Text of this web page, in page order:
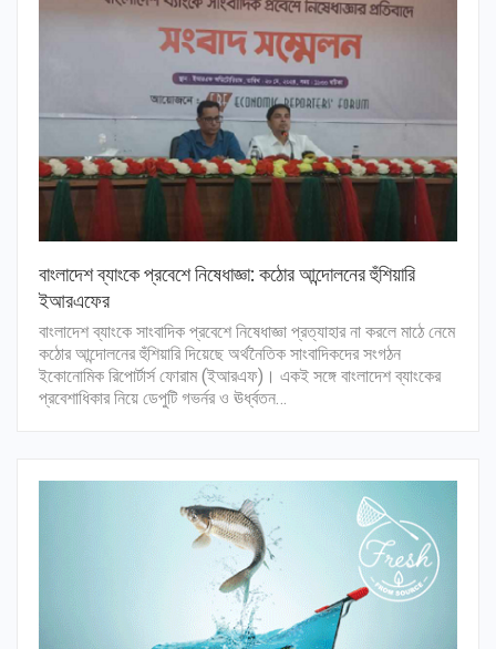
বাংলাদেশ ব্যাংকে প্রবেশে নিষেধাজ্ঞা: কঠোর আন্দোলনের হুঁশিয়ারি
ইআরএফের
বাংলাদেশ ব্যাংকে সাংবাদিক প্রবেশে নিষেধাজ্ঞা প্রত্যাহার না করলে মাঠে নেমে
কঠোর আন্দোলনের হুঁশিয়ারি দিয়েছে অর্থনৈতিক সাংবাদিকদের সংগঠন
ইকোনোমিক রিপোর্টার্স ফোরাম (ইআরএফ)। একই সঙ্গে বাংলাদেশ ব্যাংকের
প্রবেশাধিকার নিয়ে ডেপুটি গভর্নর ও ঊর্ধ্বতন…